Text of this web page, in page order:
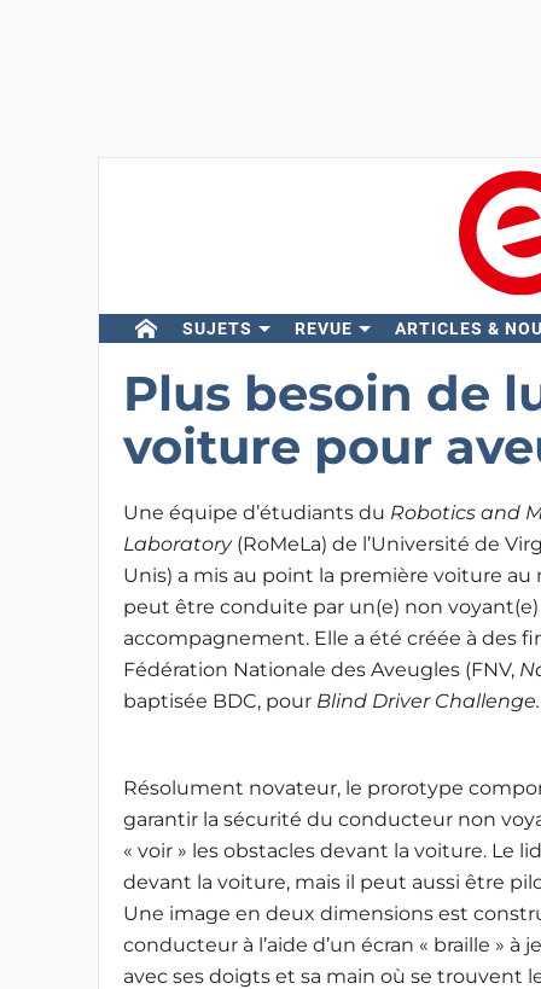
SUJETS REVUE ARTICLES &
Plus besoin de
voiture pour
Une équipe d’étudiants du Robotics and
Laboratory(RoMeLa) de l’Université de
Unis) a mis au point la première voiture
peut être conduite par un(e) non voyant(e)
accompagnement. Elle a été créée à des
Fédération Nationale des Aveugles (FNV,
baptisée BDC, pour Blind Driver Challenge.
Résolument novateur, le prorotype
garantir la sécurité du conducteur non
« voir » les obstacles devant la voiture. Le
devant la voiture, mais il peut aussi être
Une image en deux dimensions est
conducteur à l’aide d’un écran « braille » à
avec ses doigts et sa main où se trouvent